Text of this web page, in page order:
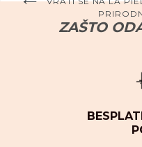
ZAŠTO